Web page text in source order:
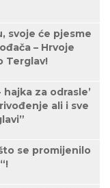
svoje će pjesme
– Hrvoje
Terglav!
hajka za odrasle’
ali i sve
se promijenilo